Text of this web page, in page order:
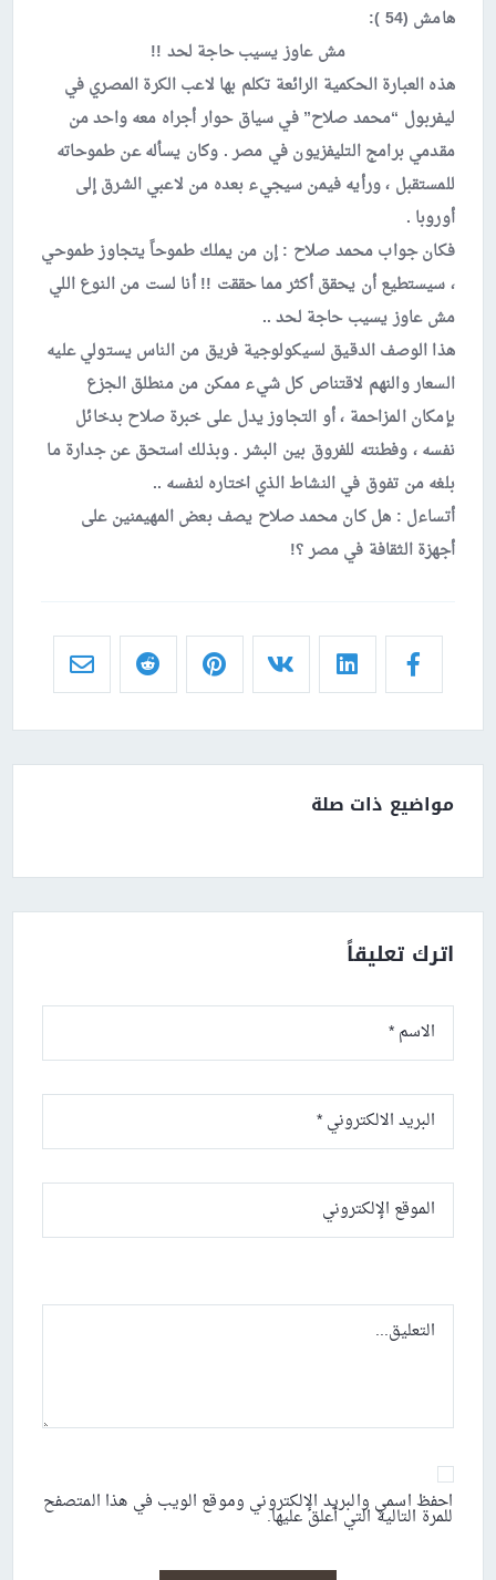
هامش (54 ):
مش عاوز يسيب حاجة لحد !!
هذه العبارة الحكمية الرائعة تكلم بها لاعب الكرة المصري في
ليفربول “محمد صلاح” في سياق حوار أجراه معه واحد من
مقدمي برامج التليفزيون في مصر . وكان يسأله عن طموحاته
للمستقبل ، ورأيه فيمن سيجيء بعده من لاعبي الشرق إلى
أوروبا .
فكان جواب محمد صلاح : إن من يملك طموحاً يتجاوز طموحي
، سيستطيع أن يحقق أكثر مما حققت !! أنا لست من النوع اللي
مش عاوز يسيب حاجة لحد ..
هذا الوصف الدقيق لسيكولوجية فريق من الناس يستولي عليه
السعار والنهم لاقتناص كل شيء ممكن من منطلق الجزع
بإمكان المزاحمة ، أو التجاوز يدل على خبرة صلاح بدخائل
نفسه ، وفطنته للفروق بين البشر . وبذلك استحق عن جدارة ما
بلغه من تفوق في النشاط الذي اختاره لنفسه ..
أتساءل : هل كان محمد صلاح يصف بعض المهيمنين على
أجهزة الثقافة في مصر ؟!
مواضيع ذات صلة
اترك تعليقاً
احفظ اسمي والبريد الإلكتروني وموقع الويب في هذا المتصفح
للمرة التالية التي أعلق عليها.